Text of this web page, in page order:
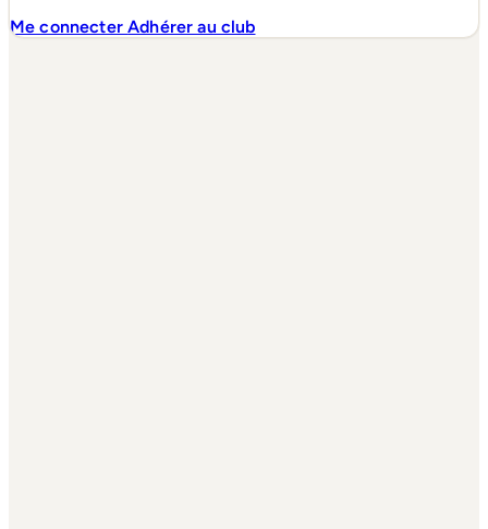
Me connecterAdhérer au club